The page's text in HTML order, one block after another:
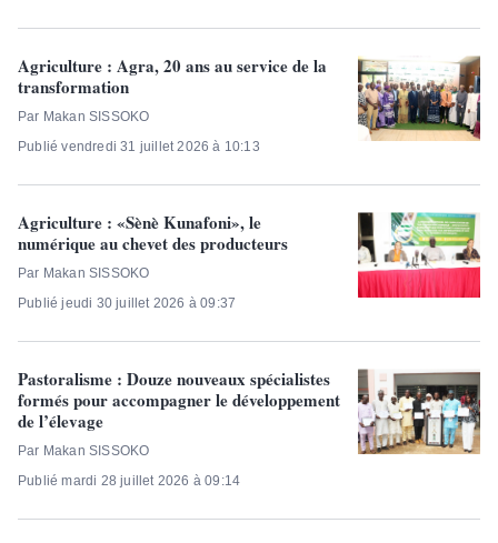
Agriculture : Agra, 20 ans au service de la
transformation
Par Makan SISSOKO
Publié vendredi 31 juillet 2026 à 10:13
Agriculture : «Sènè Kunafoni», le
numérique au chevet des producteurs
Par Makan SISSOKO
Publié jeudi 30 juillet 2026 à 09:37
Pastoralisme : Douze nouveaux spécialistes
formés pour accompagner le développement
de l’élevage
Par Makan SISSOKO
Publié mardi 28 juillet 2026 à 09:14